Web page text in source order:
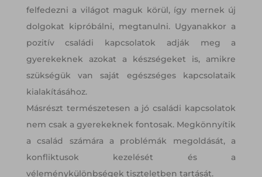
felfedezni a világot maguk körül, így mernek új
dolgokat kipróbálni, megtanulni. Ugyanakkor a
pozitív családi kapcsolatok adják meg a
gyerekeknek azokat a készségeket is, amikre
szükségük van saját egészséges kapcsolataik
kialakításához.
Másrészt természetesen a jó családi kapcsolatok
nem csak a gyerekeknek fontosak. Megkönnyítik
a család számára a problémák megoldását, a
konfliktusok kezelését és a
véleménykülönbségek tiszteletben tartását.